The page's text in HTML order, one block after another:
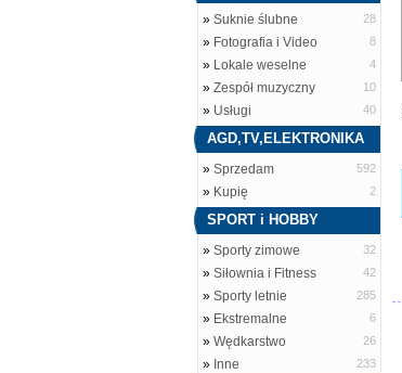
» Suknie ślubne 28
» Fotografia i Video 8
» Lokale weselne 4
» Zespół muzyczny 10
» Usługi 40
AGD,TV,ELEKTRONIKA
» Sprzedam 592
» Kupię 2
SPORT i HOBBY
» Sporty zimowe 32
» Siłownia i Fitness 42
» Sporty letnie 285
» Ekstremalne 6
» Wędkarstwo 26
» Inne 233